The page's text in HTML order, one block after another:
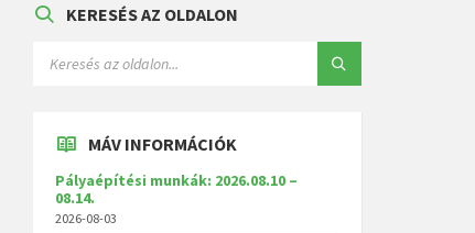
KERESÉS AZ OLDALON
MÁV INFORMÁCIÓK
Pályaépítési munkák: 2026.08.10 –
08.14.
2026-08-03